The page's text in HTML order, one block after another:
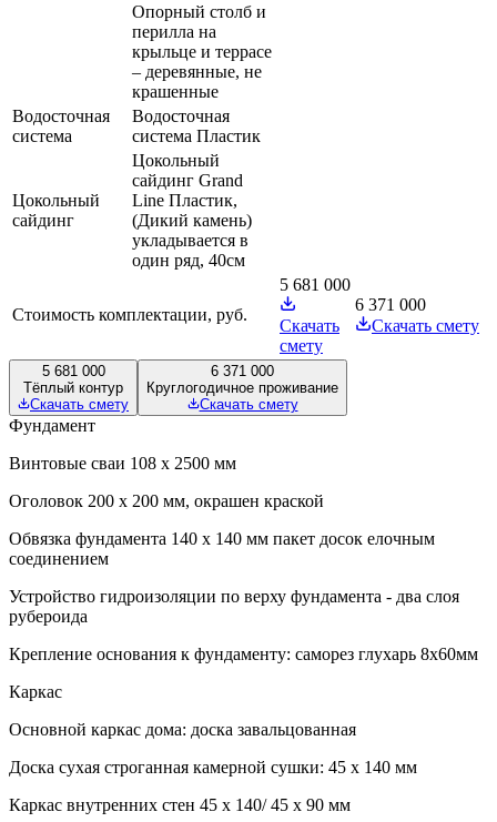
Опорный столб и
перилла на
крыльце и террасе
– деревянные, не
крашенные
Водосточная
система
Водосточная
система Пластик
Цокольный
сайдинг
Цокольный
сайдинг Grand
Line Пластик,
(Дикий камень)
укладывается в
один ряд, 40см
Стоимость комплектации, руб.
5 681 000
Скачать
смету
6 371 000
Скачать смету
5 681 000
Тёплый контур
Скачать смету
6 371 000
Круглогодичное проживание
Скачать смету
Фундамент
Винтовые сваи 108 х 2500 мм
Оголовок 200 х 200 мм, окрашен краской
Обвязка фундамента 140 х 140 мм пакет досок елочным
соединением
Устройство гидроизоляции по верху фундамента - два слоя
рубероида
Крепление основания к фундаменту: саморез глухарь 8х60мм
Каркас
Основной каркас дома: доска завальцованная
Доска сухая строганная камерной сушки: 45 х 140 мм
Каркас внутренних стен 45 х 140/ 45 х 90 мм